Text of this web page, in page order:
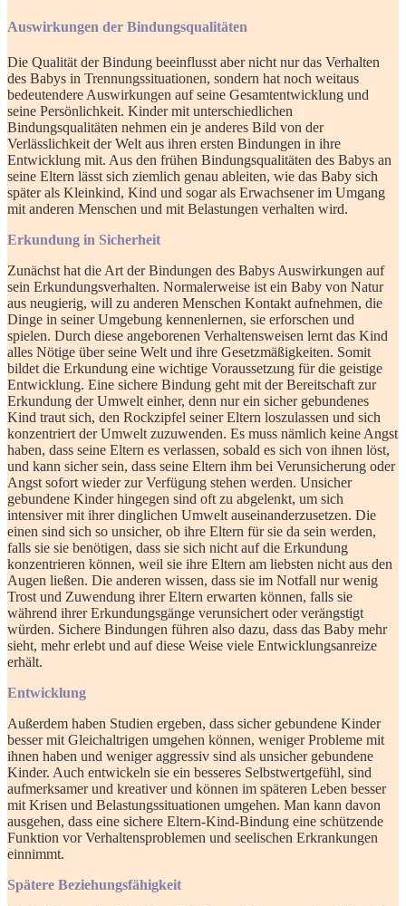
Auswirkungen der Bindungsqualitäten
Die Qualität der Bindung beeinflusst aber nicht nur das Verhalten
des Babys in Trennungssituationen, sondern hat noch weitaus
bedeutendere Auswirkungen auf seine Gesamtentwicklung und
seine Persönlichkeit. Kinder mit unterschiedlichen
Bindungsqualitäten nehmen ein je anderes Bild von der
Verlässlichkeit der Welt aus ihren ersten Bindungen in ihre
Entwicklung mit. Aus den frühen Bindungsqualitäten des Babys an
seine Eltern lässt sich ziemlich genau ableiten, wie das Baby sich
später als Kleinkind, Kind und sogar als Erwachsener im Umgang
mit anderen Menschen und mit Belastungen verhalten wird.
Erkundung in Sicherheit
Zunächst hat die Art der Bindungen des Babys Auswirkungen auf
sein Erkundungsverhalten. Normalerweise ist ein Baby von Natur
aus neugierig, will zu anderen Menschen Kontakt aufnehmen, die
Dinge in seiner Umgebung kennenlernen, sie erforschen und
spielen. Durch diese angeborenen Verhaltensweisen lernt das Kind
alles Nötige über seine Welt und ihre Gesetzmäßigkeiten. Somit
bildet die Erkundung eine wichtige Voraussetzung für die geistige
Entwicklung. Eine sichere Bindung geht mit der Bereitschaft zur
Erkundung der Umwelt einher, denn nur ein sicher gebundenes
Kind traut sich, den Rockzipfel seiner Eltern loszulassen und sich
konzentriert der Umwelt zuzuwenden. Es muss nämlich keine Angst
haben, dass seine Eltern es verlassen, sobald es sich von ihnen löst,
und kann sicher sein, dass seine Eltern ihm bei Verunsicherung oder
Angst sofort wieder zur Verfügung stehen werden. Unsicher
gebundene Kinder hingegen sind oft zu abgelenkt, um sich
intensiver mit ihrer dinglichen Umwelt auseinanderzusetzen. Die
einen sind sich so unsicher, ob ihre Eltern für sie da sein werden,
falls sie sie benötigen, dass sie sich nicht auf die Erkundung
konzentrieren können, weil sie ihre Eltern am liebsten nicht aus den
Augen ließen. Die anderen wissen, dass sie im Notfall nur wenig
Trost und Zuwendung ihrer Eltern erwarten können, falls sie
während ihrer Erkundungsgänge verunsichert oder verängstigt
würden. Sichere Bindungen führen also dazu, dass das Baby mehr
sieht, mehr erlebt und auf diese Weise viele Entwicklungsanreize
erhält.
Entwicklung
Außerdem haben Studien ergeben, dass sicher gebundene Kinder
besser mit Gleichaltrigen umgehen können, weniger Probleme mit
ihnen haben und weniger aggressiv sind als unsicher gebundene
Kinder. Auch entwickeln sie ein besseres Selbstwertgefühl, sind
aufmerksamer und kreativer und können im späteren Leben besser
mit Krisen und Belastungssituationen umgehen. Man kann davon
ausgehen, dass eine sichere Eltern-Kind-Bindung eine schützende
Funktion vor Verhaltensproblemen und seelischen Erkrankungen
einnimmt.
Spätere Beziehungsfähigkeit